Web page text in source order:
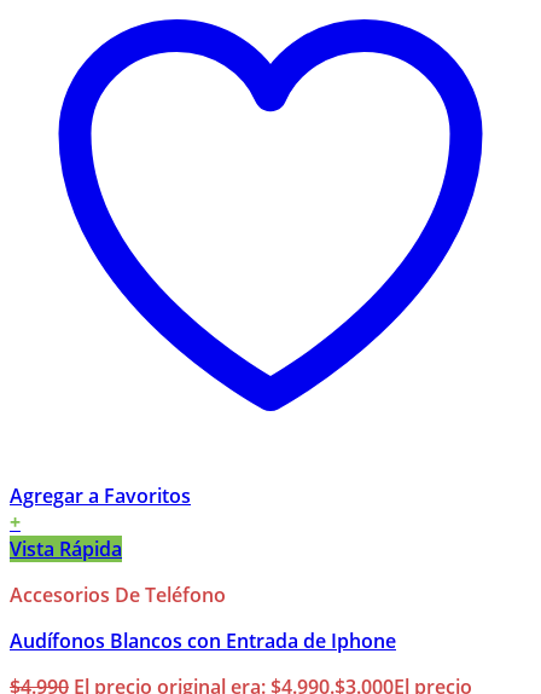
Agregar a Favoritos
+
Vista Rápida
Accesorios De Teléfono
Audífonos Blancos con Entrada de Iphone
$4.990 El precio original era: $4.990.$3.000El precio